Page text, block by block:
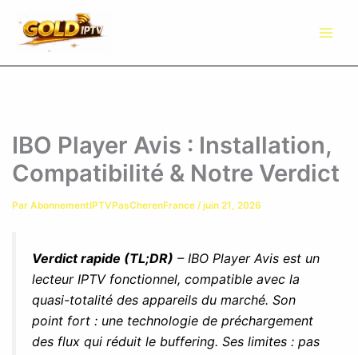
contenu
IBO Player Avis : Installation,
Compatibilité & Notre Verdict
Par AbonnementIPTVPasCherenFrance /juin 21, 2026
Verdict rapide (TL;DR) – IBO Player Avis est un
lecteur IPTV fonctionnel, compatible avec la
quasi-totalité des appareils du marché. Son
point fort : une technologie de préchargement
des flux qui réduit le buffering. Ses limites : pas